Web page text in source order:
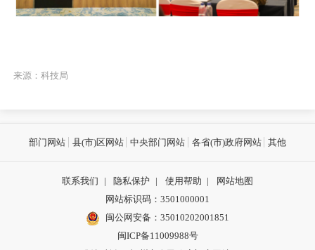
来源：科技局
部门网站 县(市)区网站 中央部门网站 各省(市)政府网站 其他
联系我们 | 隐私保护 | 使用帮助 |
网站地图
网站标识码：3501000001
闽公网安备： 35010202001851
闽ICP备11009988号